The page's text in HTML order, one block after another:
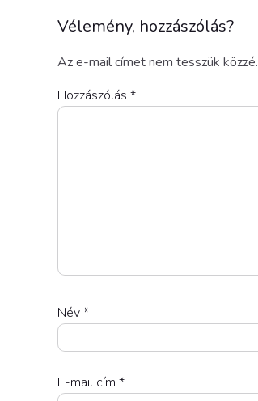
Vélemény, hozzászólás?
Az e-mail címet nem tesszük közzé.
Hozzászólás *
Név*
E-mail cím *